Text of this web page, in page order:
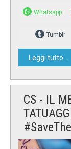
Whatsapp
Tumblr
Leggi tutto...
CS - IL